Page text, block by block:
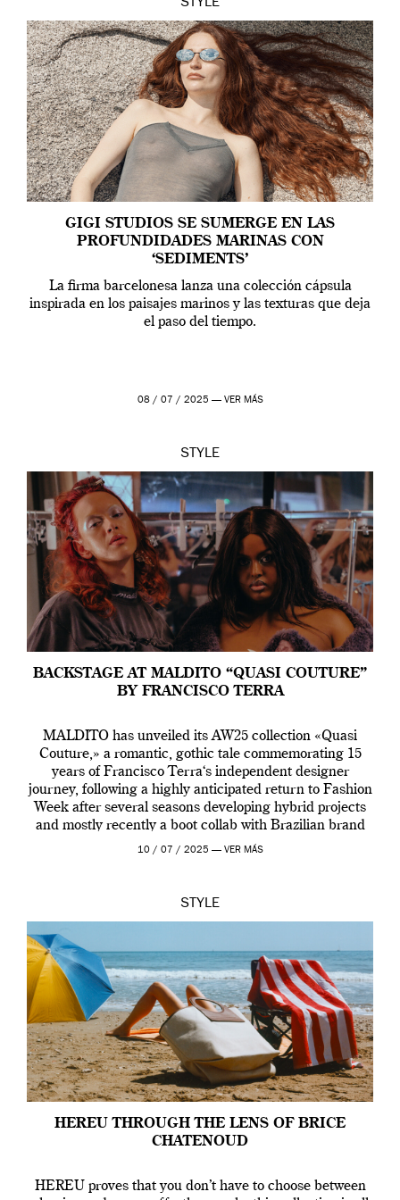
STYLE
GIGI STUDIOS SE SUMERGE EN LAS
PROFUNDIDADES MARINAS CON
‘SEDIMENTS’
La firma barcelonesa lanza una colección cápsula
inspirada en los paisajes marinos y las texturas que deja
el paso del tiempo.
08 / 07 / 2025 — VER MÁS
STYLE
BACKSTAGE AT MALDITO “QUASI COUTURE”
BY FRANCISCO TERRA
MALDITO has unveiled its AW25 collection «Quasi
Couture,» a romantic, gothic tale commemorating 15
years of Francisco Terra‘s independent designer
journey, following a highly anticipated return to Fashion
Week after several seasons developing hybrid projects
and mostly recently a boot collab with Brazilian brand
Melissa. This fashion show is a component of Francisco
10 / 07 / 2025 — VER MÁS
STYLE
HEREU THROUGH THE LENS OF BRICE
CHATENOUD
HEREU proves that you don’t have to choose between